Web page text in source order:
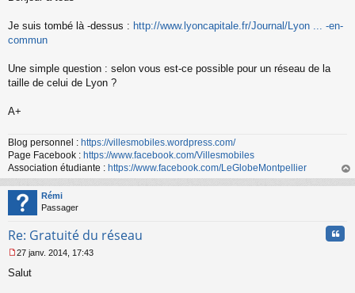
s
g
n
o
u
Je suis tombé là -dessus : http://www.lyoncapitale.fr/Journal/Lyon ... -en-
commun
Une simple question : selon vous est-ce possible pour un réseau de la
taille de celui de Lyon ?
A+
Blog personnel : https://villesmobiles.wordpress.com/
Page Facebook : https://www.facebook.com/Villesmobiles
Association étudiante : https://www.facebook.com/LeGlobeMontpellier
au
Rémi
Passager
Re: Gratuité du réseau
e
27 janv. 2014, 17:43
Salut